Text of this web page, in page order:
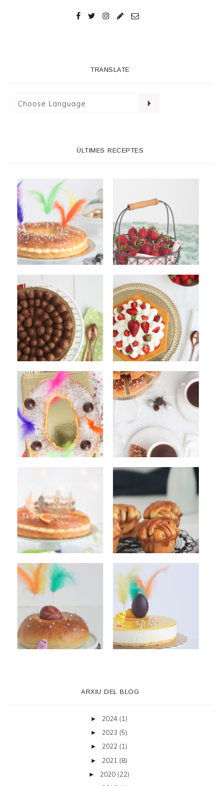
TRANSLATE
ÚLTIMES RECEPTES
ARXIU DEL BLOG
► 2024 (1)
► 2023 (5)
► 2022 (1)
► 2021 (8)
► 2020 (22)